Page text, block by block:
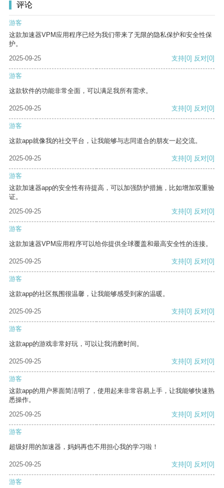
评论
游客
这款加速器VPM应用程序已经为我们带来了无限的隐私保护和安全性保
护。
2025-09-25
支持[0] 反对[0]
游客
这款软件的功能非常全面，可以满足我所有需求。
2025-09-25 支持[0] 反对[0]
游客
这款app就像我的社交平台，让我能够与志同道合的朋友一起交流。
2025-09-25 支持[0] 反对[0]
游客
这款加速器app的安全性有待提高，可以加强防护措施，比如增加双重验
证。
2025-09-25
支持[0] 反对[0]
游客
这款加速器VPM应用程序可以给你提供全球覆盖和最高安全性的连接。
2025-09-25 支持[0] 反对[0]
游客
这款app的社区氛围很温馨，让我能够感受到家的温暖。
2025-09-25 支持[0] 反对[0]
游客
这款app的游戏非常好玩，可以让我消磨时间。
2025-09-25 支持[0] 反对[0]
游客
这款app的用户界面简洁明了，使用起来非常容易上手，让我能够快速熟
悉操作。
2025-09-25
支持[0] 反对[0]
游客
超级好用的加速器，妈妈再也不用担心我的学习啦！
2025-09-25 支持[0] 反对[0]
游客